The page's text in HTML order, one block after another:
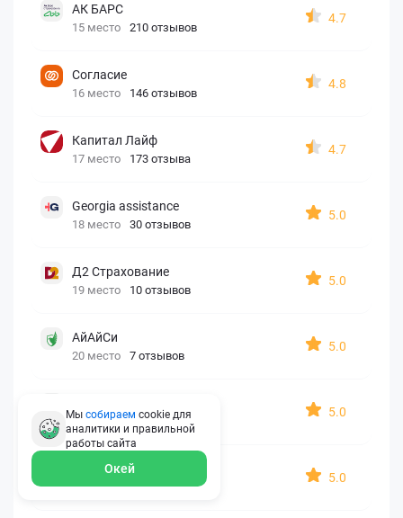
АК БАРС
15 место 210 отзывов
4.7
Согласие
16 место 146 отзывов
4.8
Капитал Лайф
17 место 173 отзыва
4.7
Georgia assistance
18 место 30 отзывов
5.0
Д2 Страхование
19 место 10 отзывов
5.0
АйАйСи
20 место 7 отзывов
5.0
21 место 6 отзывов
5.0
ERGO AXA
22 место 2 отзыва
5.0
Мы собираем cookie для
аналитики и правильной
работы сайта
Окей